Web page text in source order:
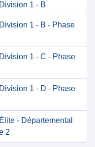
1 - B
1 - B - Phase
1 - C - Phase
1 - D - Phase
- Départemental
2